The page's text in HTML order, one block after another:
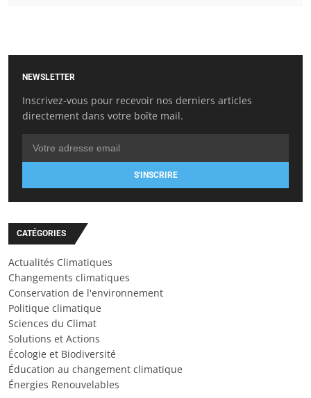
NEWSLETTER
Inscrivez-vous pour recevoir nos derniers articles
directement dans votre boîte mail.
S'INSCRIRE
CATÉGORIES
Actualités Climatiques
Changements climatiques
Conservation de l'environnement
Politique climatique
Sciences du Climat
Solutions et Actions
Écologie et Biodiversité
Éducation au changement climatique
Énergies Renouvelables